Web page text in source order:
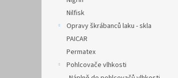
Nilfisk
Opravy škrábanců laku - skla
PAICAR
Permatex
Pohlcovače vlhkosti